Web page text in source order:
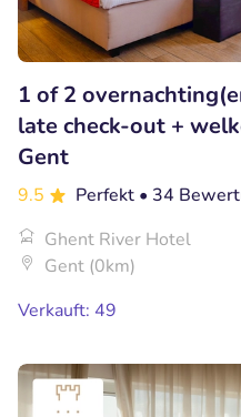
1 of 2
late check-out +
Gent
9.5 Perfekt • 34
Ghent River Hotel
Gent (0km)
Verkauft: 49